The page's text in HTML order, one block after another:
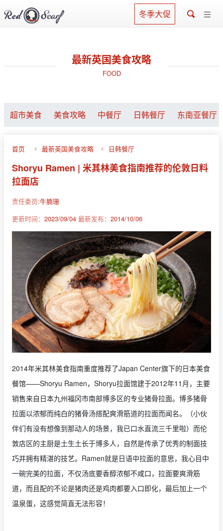
冬季大促
最新英国美食攻略
FOOD
超市美食 美食攻略 中餐厅 日韩餐厅 东南亚餐厅
首页 最新英国美食攻略 日韩餐厅
Shoryu Ramen | 米其林美食指南推荐的伦敦日料
拉面店
责任委员:牛腩珊
更新时间： 2023/09/04 最新发布： 2014/10/06
2014年米其林美食指南重度推荐了Japan Center旗下的日本美食
餐馆——Shoryu Ramen，Shoryu拉面馆建于2012年11月，主要
销售来自日本九州福冈市南部博多区的专业猪骨拉面。博多猪骨
拉面以浓郁而纯白的猪骨汤搭配爽滑筋道的拉面而闻名。（小伙
伴们有没有想像到那动人的场景，我已口水直流三千里啦）而伦
敦店区的主厨是土生土长于博多人，自然是传承了优秀的制面技
巧并拥有精湛的技艺。Ramen就是日语中拉面的意思，我心目中
一碗完美的拉面，不仅汤底要香醇浓郁不咸口，拉面要爽滑筋
道，而且配的不论是猪肉还是鸡肉都要入口即化，最后加上一个
温泉蛋，这感觉简直无法形容！